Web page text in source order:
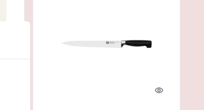
Quick look